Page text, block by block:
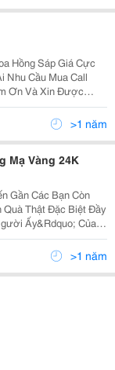
Hồng Sáp Giá Cực
Nhu Cầu Mua Call
Ơn Và Xin Được
>1 năm
Mạ Vàng 24K
Gần Các Bạn Còn
Quà Thật Đặc Biệt Đầy
Ấy&Rdquo; Của
Một Món Quà Đặc
Chất Của Nó, Mà>1 năm